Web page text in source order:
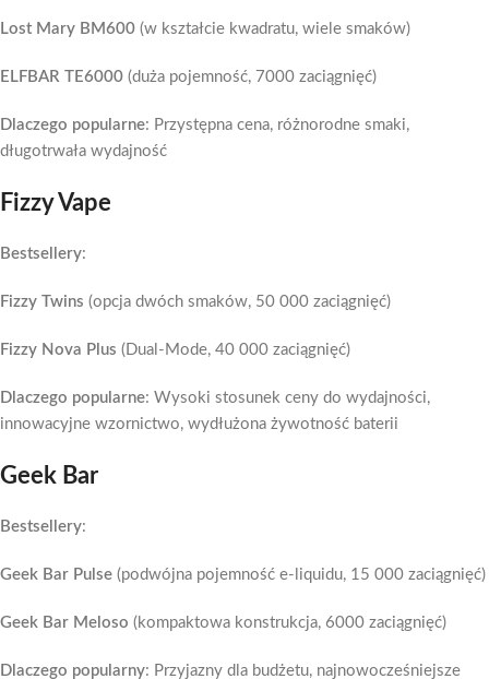
Lost Mary BM600 (w kształcie kwadratu, wiele smaków)
ELFBAR TE6000 (duża pojemność, 7000 zaciągnięć)
Dlaczego popularne: Przystępna cena, różnorodne smaki,
długotrwała wydajność
Fizzy Vape
Bestsellery:
Fizzy Twins (opcja dwóch smaków, 50 000 zaciągnięć)
Fizzy Nova Plus (Dual-Mode, 40 000 zaciągnięć)
Dlaczego popularne: Wysoki stosunek ceny do wydajności,
innowacyjne wzornictwo, wydłużona żywotność baterii
Geek Bar
Bestsellery:
Geek Bar Pulse (podwójna pojemność e-liquidu, 15 000 zaciągnięć)
Geek Bar Meloso (kompaktowa konstrukcja, 6000 zaciągnięć)
Dlaczego popularny: Przyjazny dla budżetu, najnowocześniejsze